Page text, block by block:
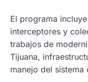
El programa
interceptores y
trabajos de
Tijuana,
manejo del sistema